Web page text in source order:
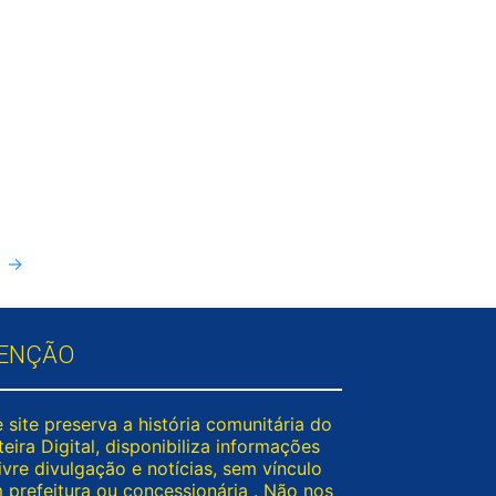
→
site preserva a história comunitária do
Digital, disponibiliza informações
divulgação e notícias, sem vínculo
prefeitura ou concessionária . Não nos